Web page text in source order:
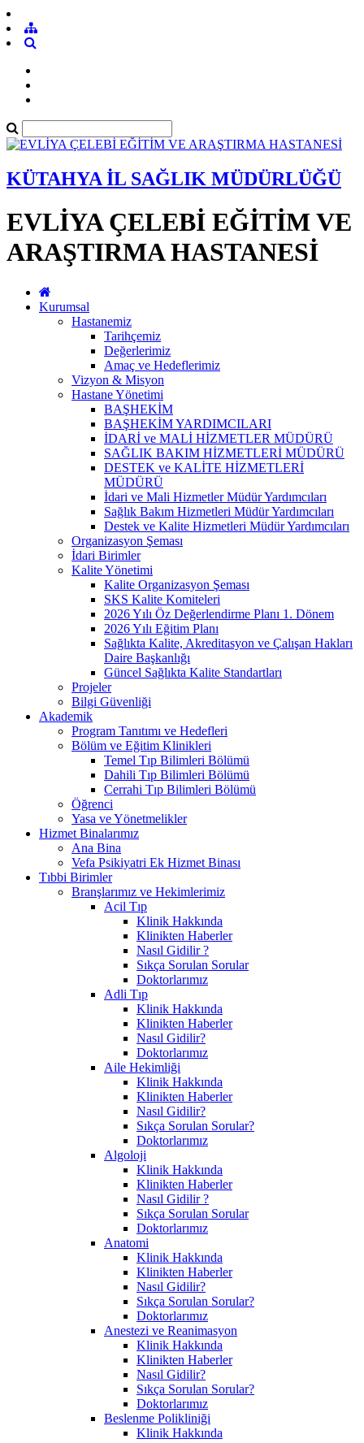
KÜTAHYA İL SAĞLIK MÜDÜRLÜĞÜ
EVLİYA ÇELEBİ EĞİTİM VE
ARAŞTIRMA HASTANESİ
Kurumsal
Hastanemiz
Tarihçemiz
Değerlerimiz
Amaç ve Hedeflerimiz
Vizyon & Misyon
Hastane Yönetimi
BAŞHEKİM
BAŞHEKİM YARDIMCILARI
İDARİ ve MALİ HİZMETLER MÜDÜRÜ
SAĞLIK BAKIM HİZMETLERİ MÜDÜRÜ
DESTEK ve KALİTE HİZMETLERİ
MÜDÜRÜ
İdari ve Mali Hizmetler Müdür Yardımcıları
Sağlık Bakım Hizmetleri Müdür Yardımcıları
Destek ve Kalite Hizmetleri Müdür Yardımcıları
Organizasyon Şeması
İdari Birimler
Kalite Yönetimi
Kalite Organizasyon Şeması
SKS Kalite Komiteleri
2026 Yılı Öz Değerlendirme Planı 1. Dönem
2026 Yılı Eğitim Planı
Sağlıkta Kalite, Akreditasyon ve Çalışan Hakları
Daire Başkanlığı
Güncel Sağlıkta Kalite Standartları
Projeler
Bilgi Güvenliği
Akademik
Program Tanıtımı ve Hedefleri
Bölüm ve Eğitim Klinikleri
Temel Tıp Bilimleri Bölümü
Dahili Tıp Bilimleri Bölümü
Cerrahi Tıp Bilimleri Bölümü
Öğrenci
Yasa ve Yönetmelikler
Hizmet Binalarımız
Ana Bina
Vefa Psikiyatri Ek Hizmet Binası
Tıbbi Birimler
Branşlarımız ve Hekimlerimiz
Acil Tıp
Klinik Hakkında
Klinikten Haberler
Nasıl Gidilir ?
Sıkça Sorulan Sorular
Doktorlarımız
Adli Tıp
Klinik Hakkında
Klinikten Haberler
Nasıl Gidilir?
Doktorlarımız
Aile Hekimliği
Klinik Hakkında
Klinikten Haberler
Nasıl Gidilir?
Sıkça Sorulan Sorular?
Doktorlarımız
Algoloji
Klinik Hakkında
Klinikten Haberler
Nasıl Gidilir ?
Sıkça Sorulan Sorular
Doktorlarımız
Anatomi
Klinik Hakkında
Klinikten Haberler
Nasıl Gidilir?
Sıkça Sorulan Sorular?
Doktorlarımız
Anestezi ve Reanimasyon
Klinik Hakkında
Klinikten Haberler
Nasıl Gidilir?
Sıkça Sorulan Sorular?
Doktorlarımız
Beslenme Polikliniği
Klinik Hakkında